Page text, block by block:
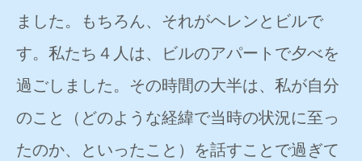
ました。もちろん、それがヘレンとビルで
す。私たち４人は、ビルのアパートで夕べを
過ごしました。その時間の大半は、私が自分
のこと（どのような経緯で当時の状況に至っ
たのか、といったこと）を話すことで過ぎて